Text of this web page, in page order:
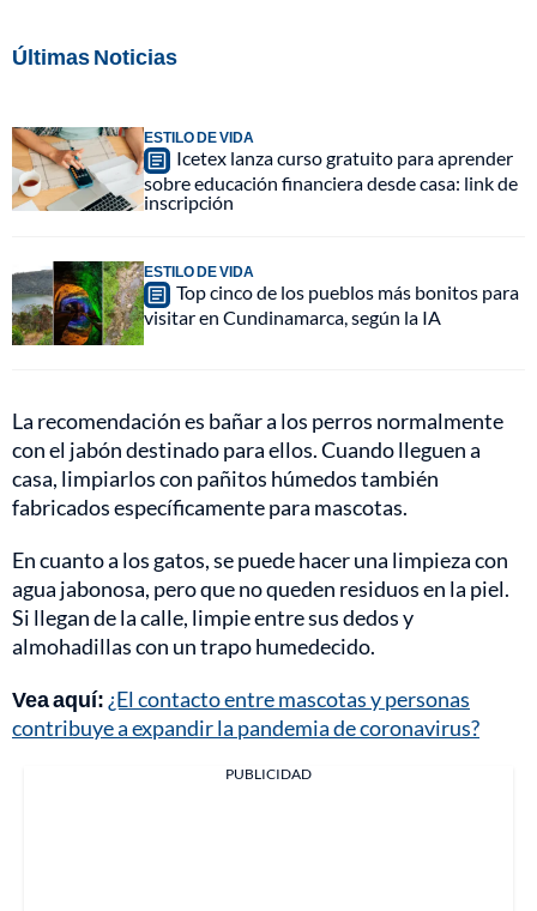
Últimas Noticias
ESTILO DE VIDA
Icetex lanza curso gratuito para aprender
sobre educación financiera desde casa: link de
inscripción
ESTILO DE VIDA
Top cinco de los pueblos más bonitos para
visitar en Cundinamarca, según la IA
La recomendación es bañar a los perros normalmente
con el jabón destinado para ellos. Cuando lleguen a
casa, limpiarlos con pañitos húmedos también
fabricados específicamente para mascotas.
En cuanto a los gatos, se puede hacer una limpieza con
agua jabonosa, pero que no queden residuos en la piel.
Si llegan de la calle, limpie entre sus dedos y
almohadillas con un trapo humedecido.
Vea aquí: ¿El contacto entre mascotas y personas
contribuye a expandir la pandemia de coronavirus?
PUBLICIDAD